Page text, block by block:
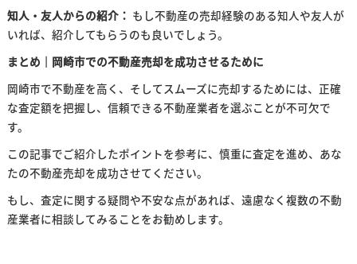
知人・友人からの紹介： もし不動産の売却経験のある知人や友人が
いれば、紹介してもらうのも良いでしょう。
まとめ｜岡崎市での不動産売却を成功させるために
岡崎市で不動産を高く、そしてスムーズに売却するためには、正確
な査定額を把握し、信頼できる不動産業者を選ぶことが不可欠で
す。
この記事でご紹介したポイントを参考に、慎重に査定を進め、あな
たの不動産売却を成功させてください。
もし、査定に関する疑問や不安な点があれば、遠慮なく複数の不動
産業者に相談してみることをお勧めします。